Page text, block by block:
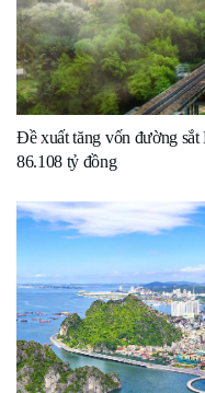
Đề xuất tăng vốn đường
86.108 tỷ đồng